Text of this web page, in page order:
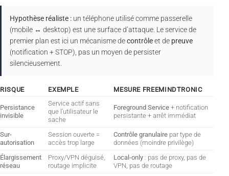
Hypothèse réaliste : un téléphone utilisé comme passerelle
(mobile ↔ desktop) est une surface d’attaque. Le service de
premier plan est ici un mécanisme decontrôleet de preuve
(notification + STOP), pas un moyen de persister
silencieusement.
RISQUE EXEMPLE MESURE FREEMINDTRONIC
Persistance
invisible
Service actif sans
que l’utilisateur le
sache
Foreground Service + notification
persistante + arrêt immédiat
Sur-
autorisation
Session ouverte =
accès trop large
Contrôle granulaire par type de
données (moindre privilège)
Élargissement
réseau
Proxy/VPN déguisé,
routage implicite
Local-only : pas de proxy, pas de
VPN, pas de routage